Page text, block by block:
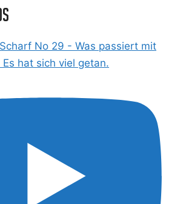
No 29 - Was passiert mit
hat sich viel getan.